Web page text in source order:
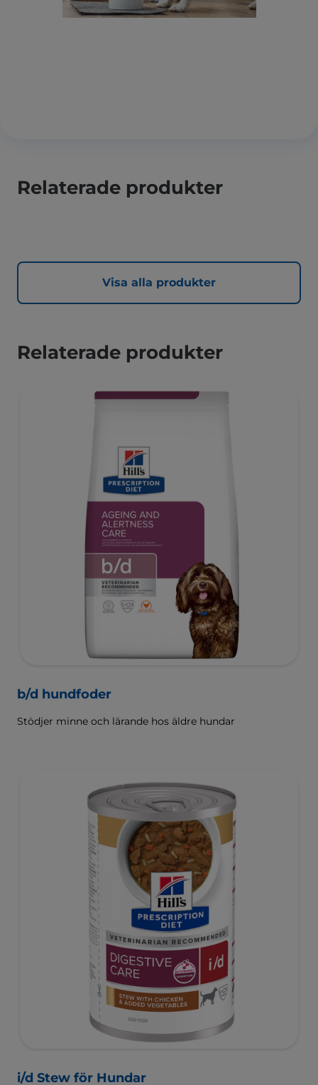
Relaterade produkter
Visa alla produkter
Relaterade produkter
b/d hundfoder
Stödjer minne och lärande hos äldre hundar
i/d Stew för Hundar